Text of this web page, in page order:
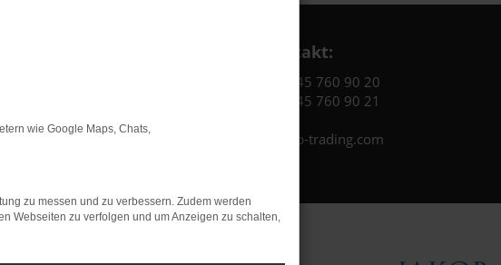
Kontakt:
Tel.: +49 3745 760 90 20
Fax: +49 3745 760 90 21
Mail: fj@jakob-trading.com
wie Google Maps, Chats,
zu messen und zu verbessern. Zudem werden
Webseiten zu verfolgen und um Anzeigen zu schalten,